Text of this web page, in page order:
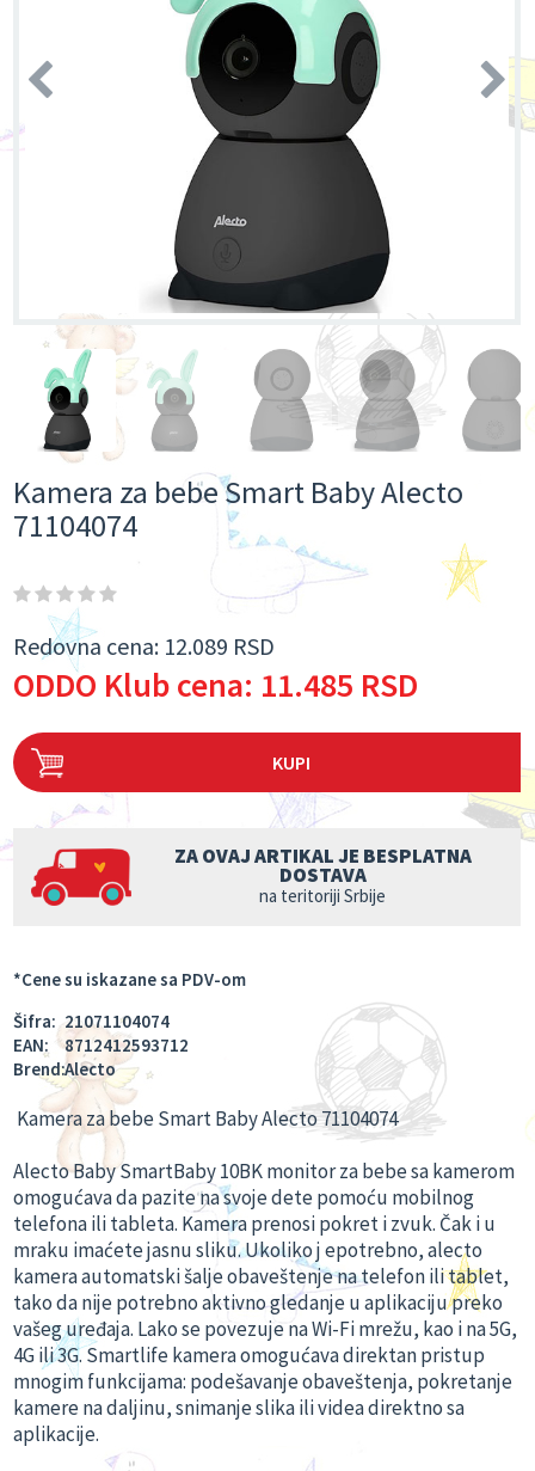
Kamera za bebe Smart Baby Alecto
71104074
Redovna cena: 12.089 RSD
ODDO Klub cena: 11.485 RSD
KUPI
ZA OVAJ ARTIKAL JE BESPLATNA
DOSTAVA
na teritoriji Srbije
*Cene su iskazane sa PDV-om
Šifra: 21071104074
EAN:
8712412593712
Brend:Alecto
Kamera za bebe Smart Baby Alecto 71104074
Alecto Baby SmartBaby 10BK monitor za bebe sa kamerom
omogućava da pazite na svoje dete pomoću mobilnog
telefona ili tableta. Kamera prenosi pokret i zvuk. Čak i u
mraku imaćete jasnu sliku. Ukoliko j epotrebno, alecto
kamera automatski šalje obaveštenje na telefon ili tablet,
tako da nije potrebno aktivno gledanje u aplikaciju preko
vašeg uređaja. Lako se povezuje na Wi-Fi mrežu, kao i na 5G,
4G ili 3G. Smartlife kamera omogućava direktan pristup
mnogim funkcijama: podešavanje obaveštenja, pokretanje
kamere na daljinu, snimanje slika ili videa direktno sa
aplikacije.